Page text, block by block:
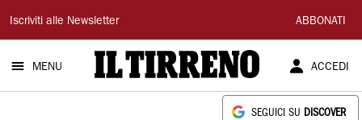
Il
Tirreno
Iscriviti alle Newsletter ABBONATI
MENU ACCEDI
SEGUICI SU DISCOVER